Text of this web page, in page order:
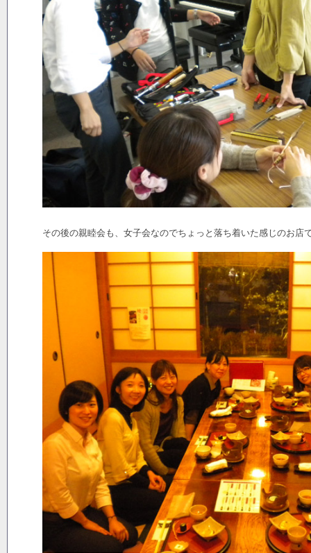
その後の親睦会も、女子会なのでちょっと落ち着いた感じのお店